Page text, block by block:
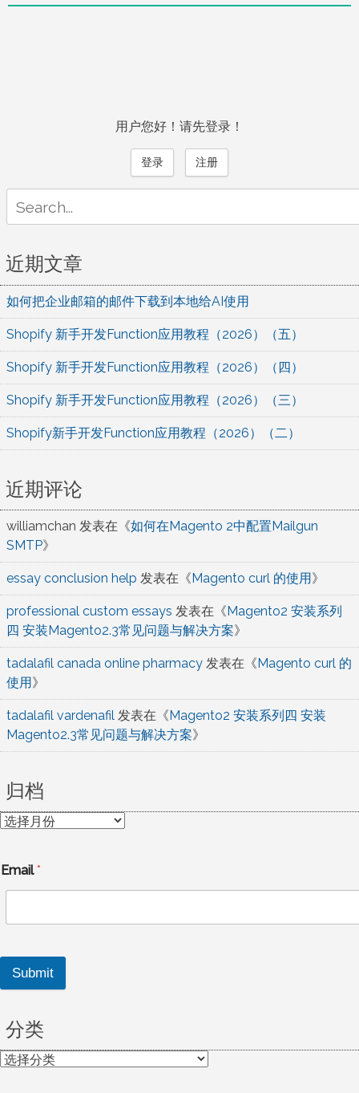
用户您好！请先登录！
登录 注册
for:
近期文章
如何把企业邮箱的邮件下载到本地给AI使用
Shopify 新手开发Function应用教程（2026）（五）
Shopify 新手开发Function应用教程（2026）（四）
Shopify 新手开发Function应用教程（2026）（三）
Shopify新手开发Function应用教程（2026）（二）
近期评论
williamchan 发表在《如何在Magento 2中配置Mailgun
SMTP》
essay conclusion help 发表在《Magento curl 的使用》
professional custom essays 发表在《Magento2 安装系列
四 安装Magento2.3常见问题与解决方案》
tadalafil canada online pharmacy 发表在《Magento curl 的
使用》
tadalafil vardenafil 发表在《Magento2 安装系列四 安装
Magento2.3常见问题与解决方案》
归档
归
Email*
Submit
分类
分